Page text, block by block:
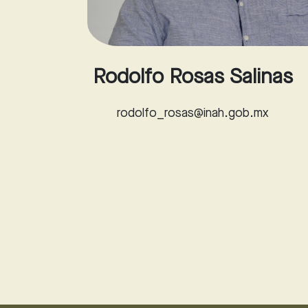
Rodolfo Rosas Salinas
rodolfo_rosas@inah.gob.mx